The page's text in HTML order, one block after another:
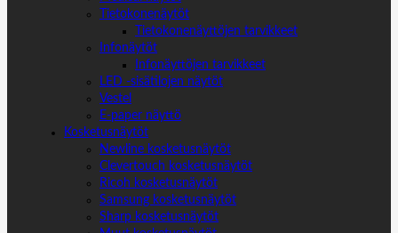
Tietokonenäytöt
Tietokonenäyttöjen tarvikkeet
Infonäytöt
Infonäyttöjen tarvikkeet
LED -sisätilojen näytöt
Vestel
E-paper näyttö
Kosketusnäytöt
Newline kosketusnäytöt
Clevertouch kosketusnäytöt
Ricoh kosketusnäytöt
Samsung kosketusnäytöt
Sharp kosketusnäytöt